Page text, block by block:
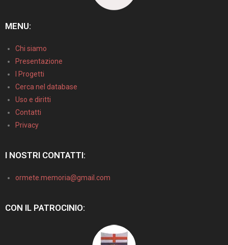
MENU:
Chi siamo
Presentazione
I Progetti
Cerca nel database
Uso e diritti
Contatti
Privacy
I NOSTRI CONTATTI:
ormete.memoria@gmail.com
CON IL PATROCINIO: